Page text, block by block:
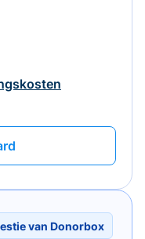
van Donorbox